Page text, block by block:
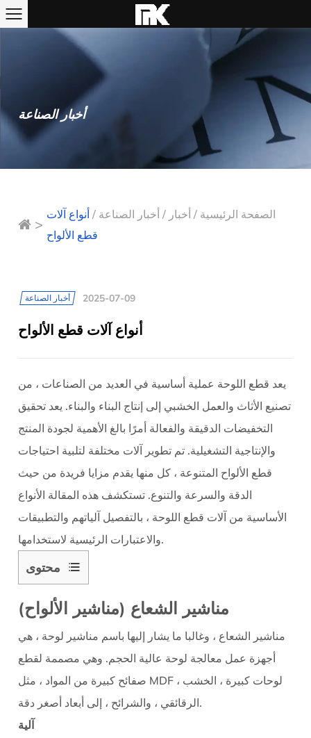
أخبار الصناعة
>
الصفحة الرئيسية / أخبار / أخبار الصناعة / أنواع آلات
قطع الألواح
أخبار الصناعة 2025-07-09
أنواع آلات قطع الألواح
يعد قطع اللوحة عملية أساسية في العديد من الصناعات ، من
تصنيع الأثاث والعمل الخشبي إلى إنتاج البناء والبناء. يعد تحقيق
التخفيضات الدقيقة والفعالة أمرًا بالغ الأهمية لجودة المنتج
والإنتاجية التشغيلية. تم تطوير آلات مختلفة لتلبية احتياجات
قطع الألواح المتنوعة ، كل منها يقدم مزايا فريدة من حيث
الدقة والسرعة والتنوع. تستكشف هذه المقالة الأنواع
الأساسية من آلات قطع اللوحة ، بالتفصيل آلياتهم والتطبيقات
والاعتبارات الرئيسية لاستخدامها.
محتوى
1
مناشير
الشعاع
(مناشير
الألواح)
1.1
آلية
مناشير الشعاع (مناشير الألواح)
مناشير الشعاع ، وغالبا ما يشار إليها باسم مناشير لوحة ، هي
أجهزة عمل معالجة لوحة عالية الحجم. وهي مصممة لقطع
صفائح كبيرة من المواد ، مثل MDF ، لوحات كبيرة ، الخشب
الرقائقي ، والشرائح ، إلى أبعاد أصغر دقة.
آلية